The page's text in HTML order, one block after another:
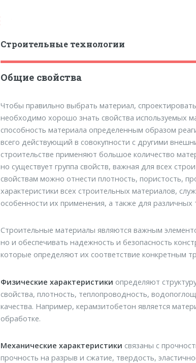
Строительные технологии
Общие свойства
Чтобы правильно выбрать материал,
необходимо хорошо знать свойства используемых
способность материала определенным образом
всего действующий в совокупности с другими
строительстве применяют большое количество
но существует группа свойств, важная для всех
свойствам можно отнести плотность, пористость,
характеристики всех строительных материалов,
особенности их применения, а также для различных
Строительные материалы являются важным
но и обеспечивать надежность и безопасность
которые определяют их соответствие конкретным
Физические характеристики определяют
свойства, плотность, теплопроводность,
качества. Например, керамзитобетон является
обработке.
Механические характеристики связаны с
прочность на разрыв и сжатие, твердость,